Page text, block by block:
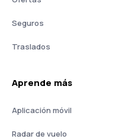
Seguros
Traslados
Aprende más
Aplicación móvil
Radar de vuelo